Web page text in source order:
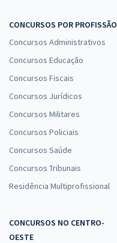
CONCURSOS POR PROFISSÃO
Concursos Administrativos
Concursos Educação
Concursos Fiscais
Concursos Jurídicos
Concursos Militares
Concursos Policiais
Concursos Saúde
Concursos Tribunais
Residência Multiprofissional
CONCURSOS NO CENTRO-
OESTE